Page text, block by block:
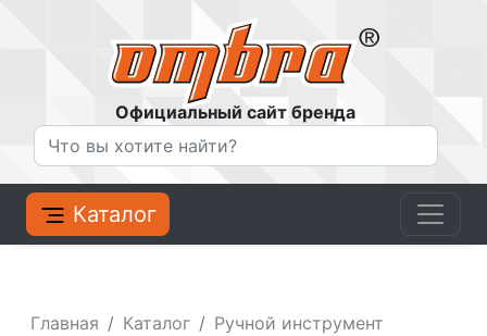
Официальный сайт бренда
Каталог
Главная Каталог
Ручной инструмент